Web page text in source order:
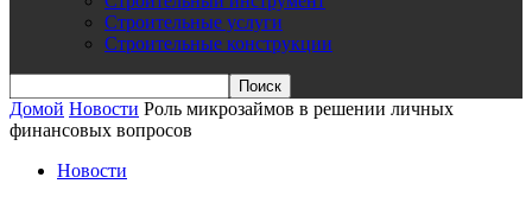
Строительные услуги
Строительные конструкции
Домой Новости Роль микрозаймов в решении личных
финансовых вопросов
Новости